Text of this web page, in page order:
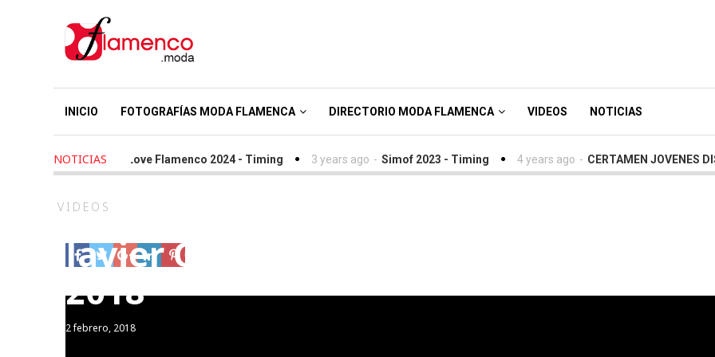
INICIO FOTOGRAFÍAS MODA FLAMENCA DIRECTORIO MODA FLAMENCA VIDEOS NOTICIAS
NOTICIAS
2 years ago - We Love Flamenco 2024 - Timing 3 years ago - Simof 2023 - Timing 4 years ago - CERTAMEN JOVENES
VIDEOS
Javier García – “Pureza” video Simof
2018
2 febrero, 2018